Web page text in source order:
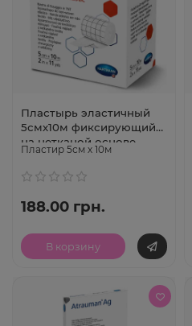
Пластырь эластичный
5смх10м фиксирующий
на нетканой основе
Omnifix® Elastic
Пластир 5см х 10м
188.00 грн.
В корзину